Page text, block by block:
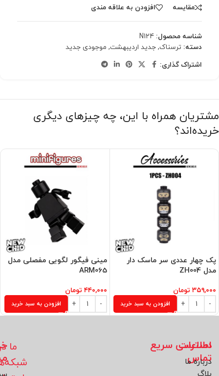
مقایسه افزودن به علاقه مندی
شناسه محصول: N124
دسته: ترسناک, جدید اردیبهشت, موجودی جدید
اشتراک گذاری:
مشتریان همراه با این، چه چیزهای دیگری
خریده‌اند؟
پک چهار عددی سر ماسک دار
مدل ZH004
۳۵۹,۰۰۰ تومان
افزودن به سبد خرید
مینی فیگور لگویی مفصلی مدل
ARM065
۴۴۰,۰۰۰ تومان
افزودن به سبد خرید
اطلاعات
تماس
دسترسی سریع
درباره ما
ما